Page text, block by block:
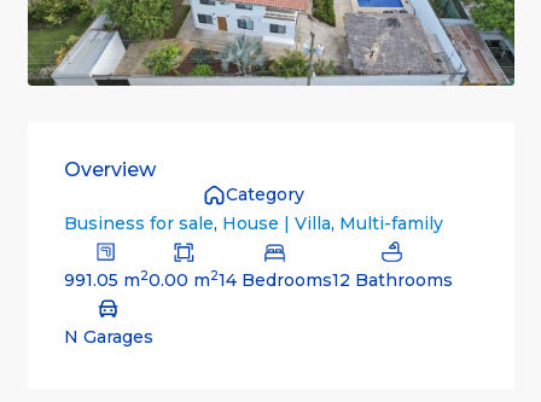
Overview
Category
Business for sale, House | Villa, Multi-family
991.05 m20.00 m214 Bedrooms12 Bathrooms
N Garages